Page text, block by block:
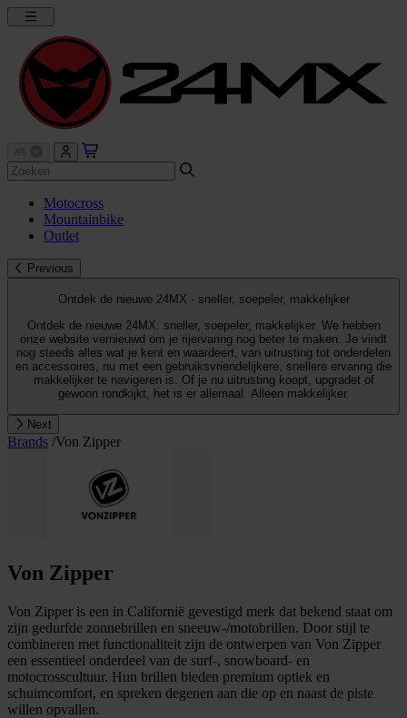
Motocross
Mountainbike
Outlet
Previous
Ontdek de nieuwe 24MX - sneller, soepeler, makkelijker
Ontdek de nieuwe 24MX: sneller, soepeler, makkelijker. We hebben
onze website vernieuwd om je rijervaring nog beter te maken. Je vindt
nog steeds alles wat je kent en waardeert, van uitrusting tot onderdelen
en accessoires, nu met een gebruiksvriendelijkere, snellere ervaring die
makkelijker te navigeren is. Of je nu uitrusting koopt, upgradet of
gewoon rondkijkt, het is er allemaal. Alleen makkelijker.
Next
Brands /Von Zipper
Von Zipper
Von Zipper is een in Californië gevestigd merk dat bekend staat om
zijn gedurfde zonnebrillen en sneeuw-/motobrillen. Door stijl te
combineren met functionaliteit zijn de ontwerpen van Von Zipper
een essentieel onderdeel van de surf-, snowboard- en
motocrosscultuur. Hun brillen bieden premium optiek en
schuimcomfort, en spreken degenen aan die op en naast de piste
willen opvallen.